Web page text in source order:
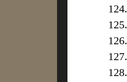
124.
125.
126.
127.
128.